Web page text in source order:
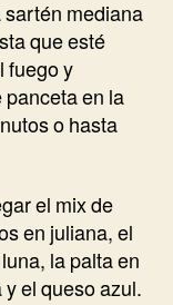
sartén mediana
que esté
fuego y
panceta en la
o hasta
el mix de
en juliana, el
la palta en
el queso azul.